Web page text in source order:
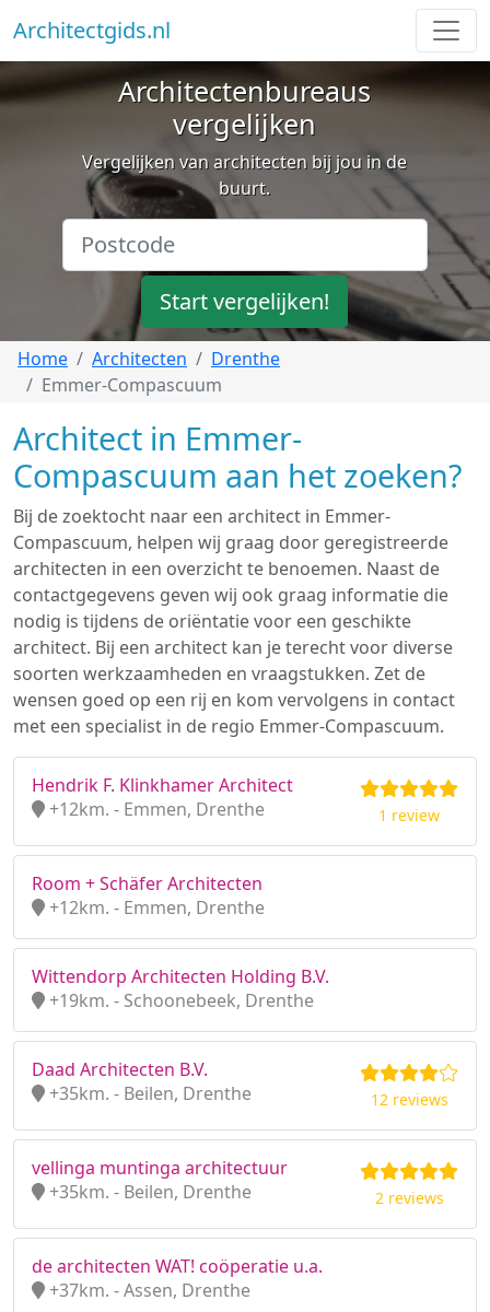
Architectgids.nl
Architectenbureaus
vergelijken
Vergelijken van architecten bij jou in de
buurt.
Start vergelijken!
Home Architecten
Drenthe
Emmer-Compascuum
Architect in Emmer-
Compascuum aan het zoeken?
Bij de zoektocht naar een architect in Emmer-
Compascuum, helpen wij graag door geregistreerde
architecten in een overzicht te benoemen. Naast de
contactgegevens geven wij ook graag informatie die
nodig is tijdens de oriëntatie voor een geschikte
architect. Bij een architect kan je terecht voor diverse
soorten werkzaamheden en vraagstukken. Zet de
wensen goed op een rij en kom vervolgens in contact
met een specialist in de regio Emmer-Compascuum.
Hendrik F. Klinkhamer Architect
+12km. - Emmen, Drenthe
1 review
Room + Schäfer Architecten
+12km. - Emmen, Drenthe
Wittendorp Architecten Holding B.V.
+19km. - Schoonebeek, Drenthe
Daad Architecten B.V.
+35km. - Beilen, Drenthe
12 reviews
vellinga muntinga architectuur
+35km. - Beilen, Drenthe
2 reviews
de architecten WAT! coöperatie u.a.
+37km. - Assen, Drenthe